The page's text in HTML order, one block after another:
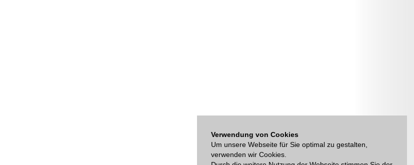
Verwendung von Cookies
Um unsere Webseite für Sie optimal zu gestalten,
verwenden wir Cookies.